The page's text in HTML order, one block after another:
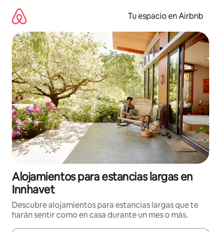
contenido
Tu espacio en Airbnb
Alojamientos para estancias largas en
Innhavet
Descubre alojamientos para estancias largas que te
harán sentir como en casa durante un mes o más.